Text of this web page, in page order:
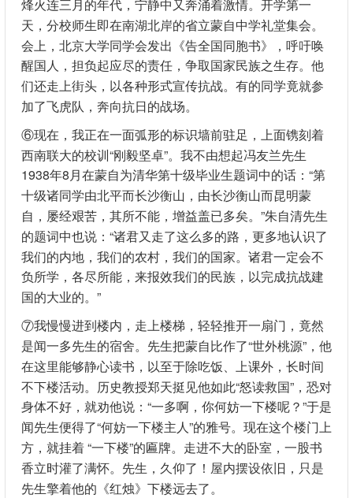
烽火连三月的年代，宁静中又奔涌着激情。开学第一
天，分校师生即在南湖北岸的省立蒙自中学礼堂集会。
会上，北京大学同学会发出《告全国同胞书》，呼吁唤
醒国人，担负起应尽的责任，争取国家民族之生存。他
们还走上街头，以各种形式宣传抗战。有的同学竟就参
加了飞虎队，奔向抗日的战场。
⑥现在，我正在一面弧形的标识墙前驻足，上面镌刻着
西南联大的校训“刚毅坚卓”。我不由想起冯友兰先生
1938年8月在蒙自为清华第十级毕业生题词中的话：“第
十级诸同学由北平而长沙衡山，由长沙衡山而昆明蒙
自，屡经艰苦，其所不能，增益盖已多矣。”朱自清先生
的题词中也说：“诸君又走了这么多的路，更多地认识了
我们的内地，我们的农村，我们的国家。诸君一定会不
负所学，各尽所能，来报效我们的民族，以完成抗战建
国的大业的。”
⑦我慢慢进到楼内，走上楼梯，轻轻推开一扇门，竟然
是闻一多先生的宿舍。先生把蒙自比作了“世外桃源”，他
在这里能够静心读书，以至于除吃饭、上课外，长时间
不下楼活动。历史教授郑天挺见他如此“怒读救国”，恐对
身体不好，就劝他说：“一多啊，你何妨一下楼呢？”于是
闻先生便得了“何妨一下楼主人”的雅号。现在这个楼门上
方，就挂着 “一下楼”的匾牌。走进不大的卧室，一股书
香立时灌了满怀。先生，久仰了！屋内摆设依旧，只是
先生擎着他的《红烛》下楼远去了。